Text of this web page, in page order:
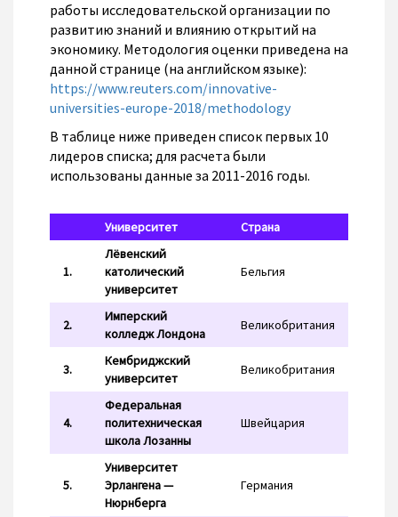
работы исследовательской организации по
развитию знаний и влиянию открытий на
экономику. Методология оценки приведена на
данной странице (на английском языке):
https://www.reuters.com/innovative-
universities-europe-2018/methodology
В таблице ниже приведен список первых 10
лидеров списка; для расчета были
использованы данные за 2011-2016 годы.
Университет Страна
1.
Лёвенский
католический
университет
Бельгия
2.
Имперский
колледж Лондона
Великобритания
3.
Кембриджский
университет
Великобритания
4.
Федеральная
политехническая
школа Лозанны
Швейцария
5.
Университет
Эрлангена —
Нюрнберга
Германия